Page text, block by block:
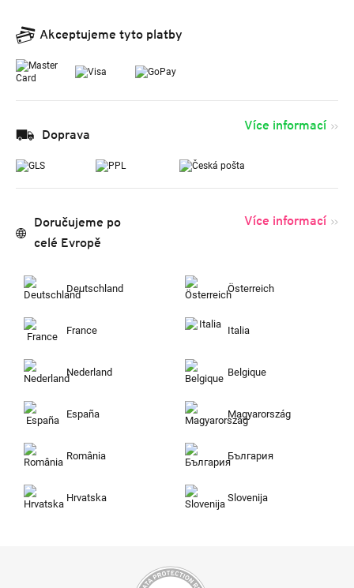
Akceptujeme tyto platby
Doprava
Více informací
Doručujeme po
celé Evropě
Více informací
Deutschland Österreich
France Italia
Nederland Belgique
España Magyarország
România България
Hrvatska Slovenija